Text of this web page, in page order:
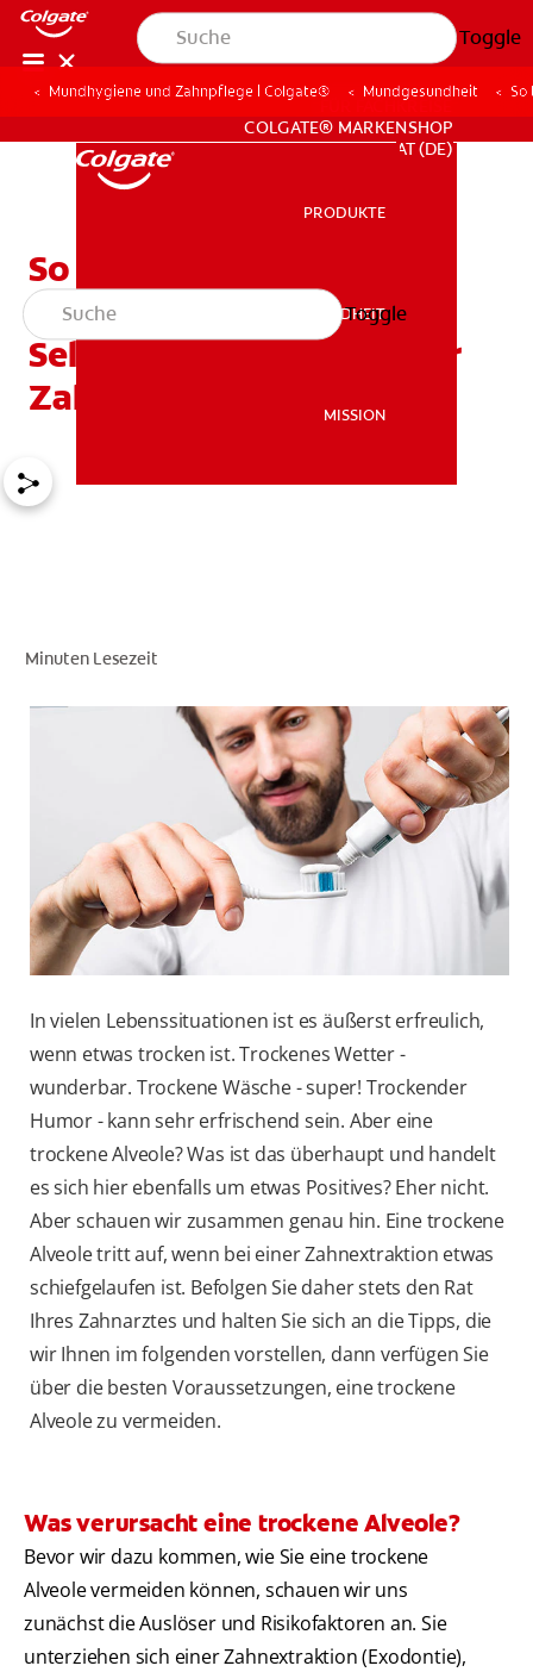
Toggle
MISSION
COLGATE® MARKENSHOP
AT (DE)
FÜR FACHKREISE
COLGATE® MARKENSHOP
AT (DE)
PRODUKTE
MUNDGESUNDHEIT
MISSION
Toggle
Mundhygiene und Zahnpflege | Colgate® Mundgesundheit
So beugen Sie einer
trockenen Alveole vor:
Selbstfürsorge nach einer
Zahnextraktion
Minuten Lesezeit
In vielen Lebenssituationen ist es äußerst erfreulich,
wenn etwas trocken ist. Trockenes Wetter -
wunderbar. Trockene Wäsche - super! Trockender
Humor - kann sehr erfrischend sein. Aber eine
trockene Alveole? Was ist das überhaupt und handelt
es sich hier ebenfalls um etwas Positives? Eher nicht.
Aber schauen wir zusammen genau hin. Eine trockene
Alveole tritt auf, wenn bei einer Zahnextraktion etwas
schiefgelaufen ist. Befolgen Sie daher stets den Rat
Ihres Zahnarztes und halten Sie sich an die Tipps, die
wir Ihnen im folgenden vorstellen, dann verfügen Sie
über die besten Voraussetzungen, eine trockene
Alveole zu vermeiden.
Was verursacht eine trockene Alveole?
Bevor wir dazu kommen, wie Sie eine trockene
Alveole vermeiden können, schauen wir uns
zunächst die Auslöser und Risikofaktoren an. Sie
unterziehen sich einer Zahnextraktion (Exodontie),